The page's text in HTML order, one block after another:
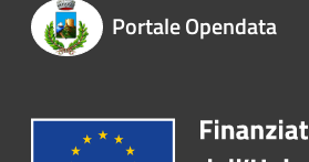
Portale Opendata